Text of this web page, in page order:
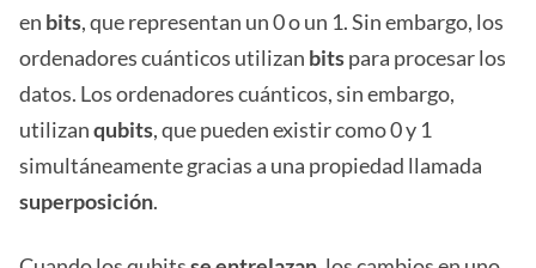
en bits, que representan un 0 o un 1. Sin embargo, los
ordenadores cuánticos utilizan bitspara procesar los
datos. Los ordenadores cuánticos, sin embargo,
utilizanqubits, que pueden existir como 0 y 1
simultáneamente gracias a una propiedad llamada
superposición.